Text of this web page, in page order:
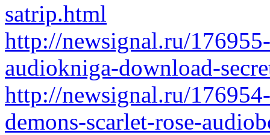
satrip.html
http://newsignal.ru/
audiokniga-download-
http://newsignal.ru/
demons-scarlet-rose-